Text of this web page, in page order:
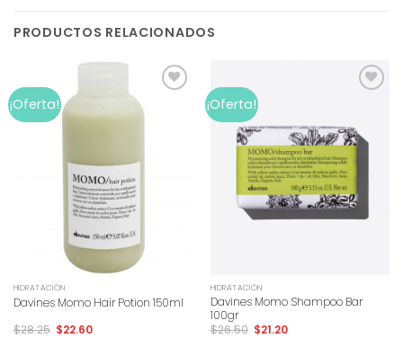
PRODUCTOS RELACIONADOS
¡Oferta!
HIDRATACIÓN
Davines Momo Hair Potion 150ml
$28.25 $22.60
¡Oferta!
HIDRATACIÓN
Davines Momo Shampoo Bar
100gr
$26.50 $21.20